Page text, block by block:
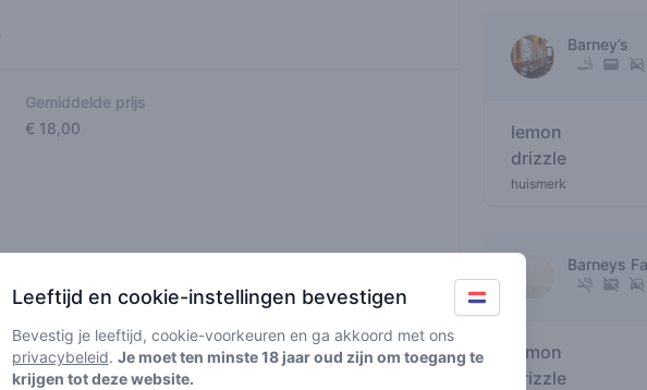
Gemiddelde prijs
€ 18,00
door Greenmeister. Details kunnen per shop
cannabisgebruik
Barney’s
lemon
drizzle
huismerk
Barneys
lemon
drizzle
Leeftijd en cookie-instellingen bevestigen
Bevestig je leeftijd, cookie-voorkeuren en ga akkoord met ons
privacybeleid. Je moet ten minste 18 jaar oud zijn om toegang te
krijgen tot deze website.